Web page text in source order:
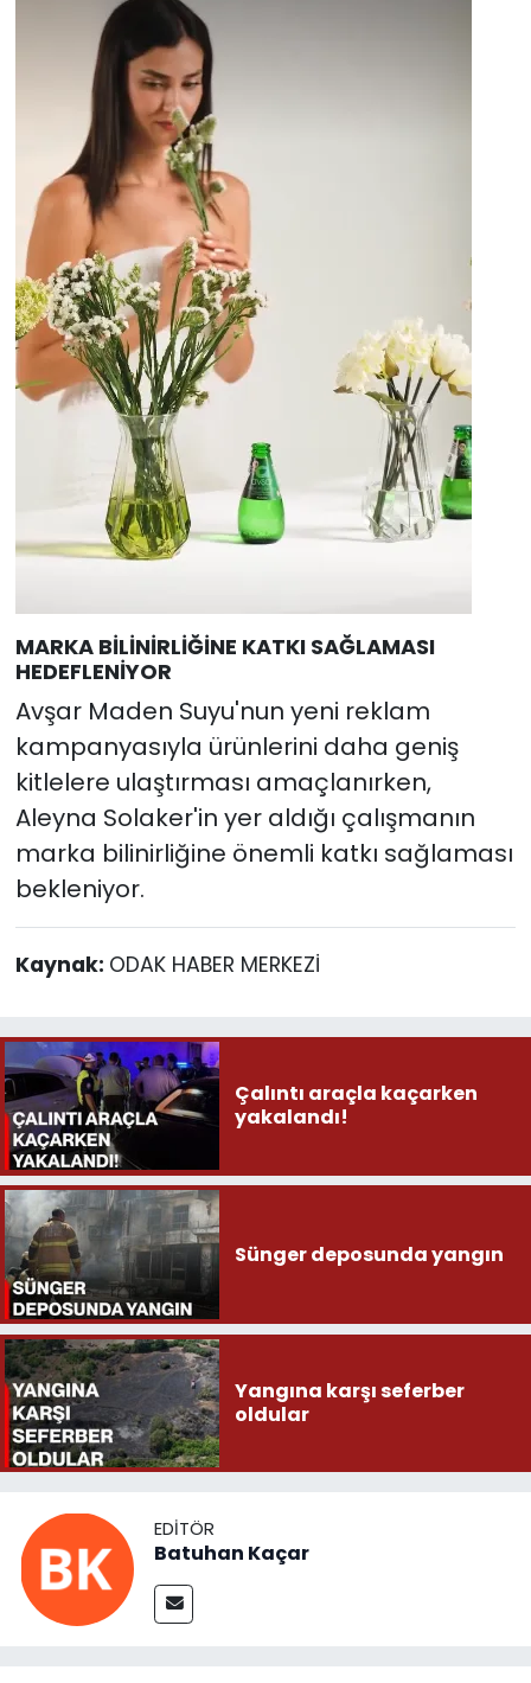
MARKA BİLİNİRLİĞİNE KATKI SAĞLAMASI
HEDEFLENİYOR
Avşar Maden Suyu'nun yeni reklam
kampanyasıyla ürünlerini daha geniş
kitlelere ulaştırması amaçlanırken,
Aleyna Solaker'in yer aldığı çalışmanın
marka bilinirliğine önemli katkı sağlaması
bekleniyor.
Kaynak: ODAK HABER MERKEZİ
Çalıntı araçla kaçarken
yakalandı!
Sünger deposunda yangın
Yangına karşı seferber
oldular
EDITÖR
Batuhan Kaçar